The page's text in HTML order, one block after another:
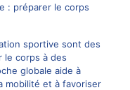
: préparer le corps
sportive sont des
le corps à des
globale aide à
mobilité et à favoriser